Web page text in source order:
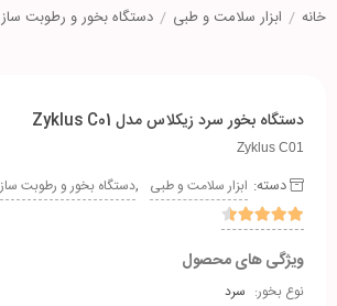
خانه / ابزار سلامت و طبی / دستگاه بخور و رطوبت ساز
دستگاه بخور سرد زیکلاس مدل Zyklus C01
Zyklus C01
دسته: ابزار سلامت و طبی ,دستگاه بخور و رطوبت ساز
ویژگی های محصول
نوع بخور: سرد